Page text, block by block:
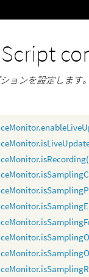
ョンを設定します。